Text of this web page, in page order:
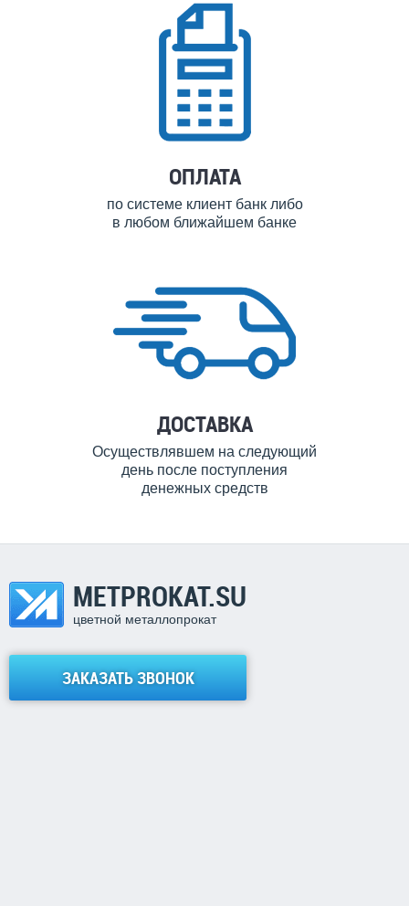
ОПЛАТА
по системе клиент банк либо
в любом ближайшем банке
ДОСТАВКА
Осуществлявшем на следующий
день после поступления
денежных средств
METPROKAT.SU
цветной металлопрокат
ЗАКАЗАТЬ ЗВОНОК